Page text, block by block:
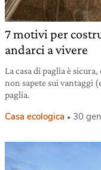
7 motivi per
andarci a vivere
La casa di paglia è
non sapete sui vantaggi
paglia.
Casa ecologica 30